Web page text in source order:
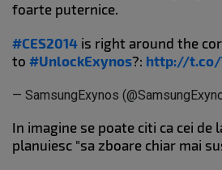
foarte puternice.
#CES2014 is right around the
to #UnlockExynos?: http://t.co/
— SamsungExynos
In imagine se poate citi ca cei de
planuiesc "sa zboare chiar mai